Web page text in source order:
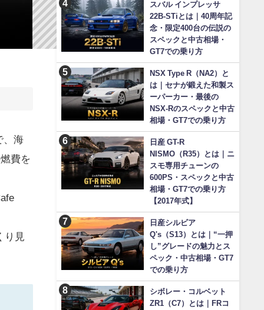
、海
費を
り見
スバル インプレッサ
22B-STiとは｜40周年記
念・限定400台の伝説の
スペックと中古相場・
GT7での乗り方
NSX Type R（NA2）と
は｜セナが鍛えた和製ス
ーパーカー・最後の
NSX-Rのスペックと中古
相場・GT7での乗り方
日産 GT-R
NISMO（R35）とは｜ニ
スモ専用チューンの
600PS・スペックと中古
相場・GT7での乗り方
【2017年式】
日産シルビア
Q's（S13）とは｜“一押
し”グレードの魅力とス
ペック・中古相場・GT7
での乗り方
シボレー・コルベット
ZR1（C7）とは｜FRコ